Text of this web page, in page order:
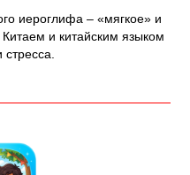
иероглифа – «мягкое» и
и китайским языком